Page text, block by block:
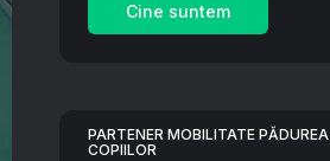
Cine suntem
PARTENER MOBILITATE PĂDUREA
COPIILOR